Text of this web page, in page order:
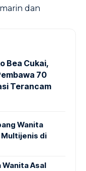
dan
Bea Cukai,
70
Terancam
Wanita
Multijenis di
Asal